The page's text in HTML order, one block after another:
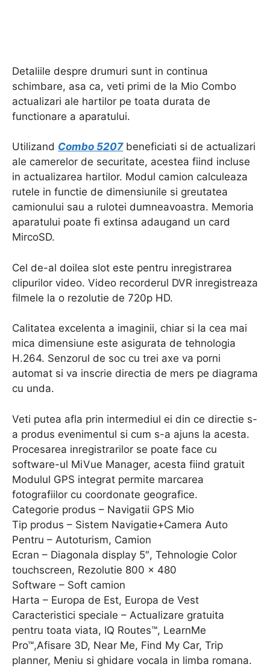
Detaliile despre drumuri sunt in continua
schimbare, asa ca, veti primi de la Mio Combo
actualizari ale hartilor pe toata durata de
functionare a aparatului.
Utilizand Combo 5207beneficiati si de actualizari
ale camerelor de securitate, acestea fiind incluse
in actualizarea hartilor. Modul camion calculeaza
rutele in functie de dimensiunile si greutatea
camionului sau a rulotei dumneavoastra. Memoria
aparatului poate fi extinsa adaugand un card
MircoSD.
Cel de-al doilea slot este pentru inregistrarea
clipurilor video. Video recorderul DVR inregistreaza
filmele la o rezolutie de 720p HD.
Calitatea excelenta a imaginii, chiar si la cea mai
mica dimensiune este asigurata de tehnologia
H.264. Senzorul de soc cu trei axe va porni
automat si va inscrie directia de mers pe diagrama
cu unda.
Veti putea afla prin intermediul ei din ce directie s-
a produs evenimentul si cum s-a ajuns la acesta.
Procesarea inregistrarilor se poate face cu
software-ul MiVue Manager, acesta fiind gratuit
Modulul GPS integrat permite marcarea
fotografiilor cu coordonate geografice.
Categorie produs – Navigatii GPS Mio
Tip produs – Sistem Navigatie+Camera Auto
Pentru – Autoturism, Camion
Ecran – Diagonala display 5″, Tehnologie Color
touchscreen, Rezolutie 800 x 480
Software – Soft camion
Harta – Europa de Est, Europa de Vest
Caracteristici speciale – Actualizare gratuita
pentru toata viata, IQ Routes™, LearnMe
Pro™,Afisare 3D, Near Me, Find My Car, Trip
planner, Meniu si ghidare vocala in limba romana.